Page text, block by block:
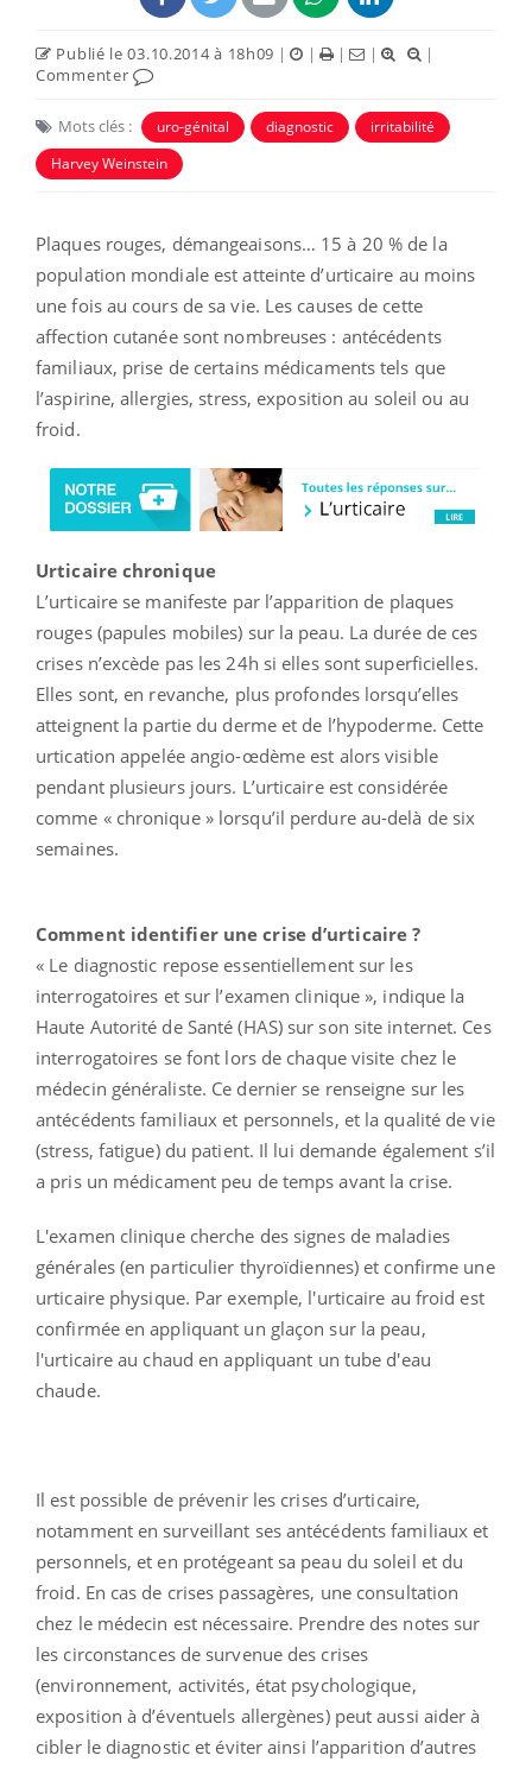
Publié le 03.10.2014 à 18h09 | | | |
|
Commenter
Mots clés : uro-génital diagnostic
irritabilité
Harvey Weinstein
Plaques rouges, démangeaisons… 15 à 20 % de la
population mondiale est atteinte d’urticaire au moins
une fois au cours de sa vie. Les causes de cette
affection cutanée sont nombreuses : antécédents
familiaux, prise de certains médicaments tels que
l’aspirine, allergies, stress, exposition au soleil ou au
froid.
Urticaire chronique
L’urticaire se manifeste par l’apparition de plaques
rouges (papules mobiles) sur la peau. La durée de ces
crises n’excède pas les 24h si elles sont superficielles.
Elles sont, en revanche, plus profondes lorsqu’elles
atteignent la partie du derme et de l’hypoderme. Cette
urtication appelée angio-œdème est alors visible
pendant plusieurs jours. L’urticaire est considérée
comme « chronique » lorsqu’il perdure au-delà de six
semaines.
Comment identifier une crise d’urticaire ?
« Le diagnostic repose essentiellement sur les
interrogatoires et sur l’examen clinique », indique la
Haute Autorité de Santé (HAS) sur son site internet. Ces
interrogatoires se font lors de chaque visite chez le
médecin généraliste. Ce dernier se renseigne sur les
antécédents familiaux et personnels, et la qualité de vie
(stress, fatigue) du patient. Il lui demande également s’il
a pris un médicament peu de temps avant la crise.
L'examen clinique cherche des signes de maladies
générales (en particulier thyroïdiennes) et confirme une
urticaire physique. Par exemple, l'urticaire au froid est
confirmée en appliquant un glaçon sur la peau,
l'urticaire au chaud en appliquant un tube d'eau
chaude.
Il est possible de prévenir les crises d’urticaire,
notamment en surveillant ses antécédents familiaux et
personnels, et en protégeant sa peau du soleil et du
froid. En cas de crises passagères, une consultation
chez le médecin est nécessaire. Prendre des notes sur
les circonstances de survenue des crises
(environnement, activités, état psychologique,
exposition à d’éventuels allergènes) peut aussi aider à
cibler le diagnostic et éviter ainsi l’apparition d’autres